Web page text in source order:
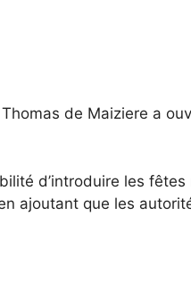
de Maiziere a
d’introduire les
ajoutant que les